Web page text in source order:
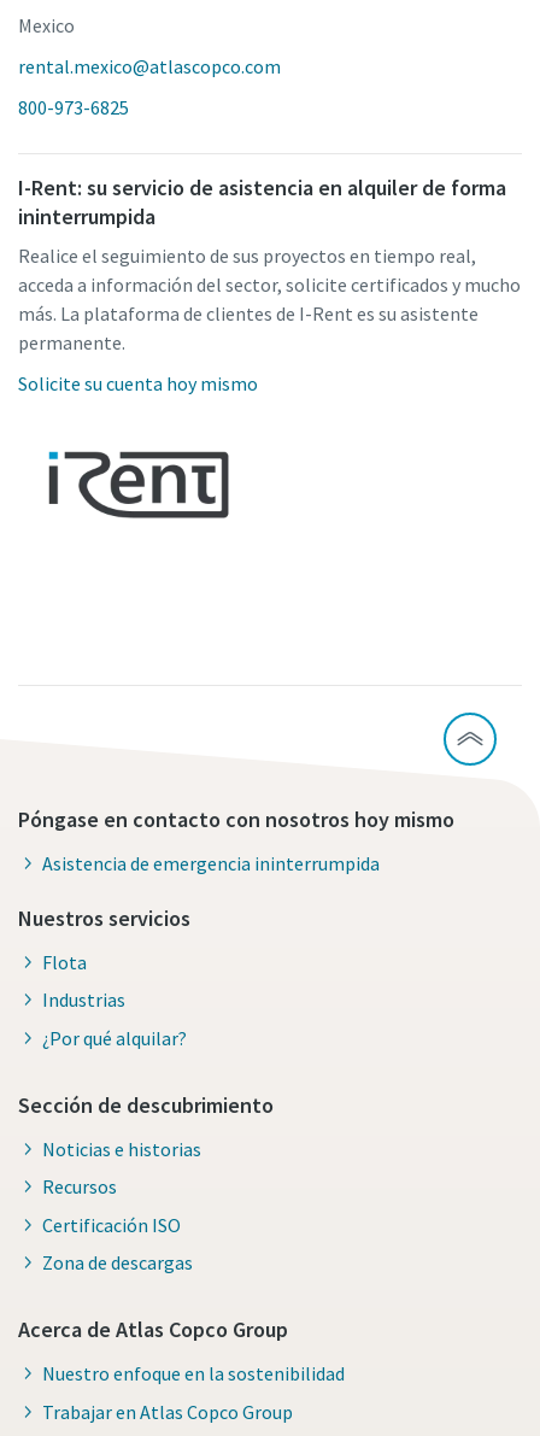
Mexico
rental.mexico@atlascopco.com
800-973-6825
I-Rent: su servicio de asistencia en alquiler de forma
ininterrumpida
Realice el seguimiento de sus proyectos en tiempo real,
acceda a información del sector, solicite certificados y mucho
más. La plataforma de clientes de I-Rent es su asistente
permanente.
Solicite su cuenta hoy mismo
Póngase en contacto con nosotros hoy mismo
Asistencia de emergencia ininterrumpida
Nuestros servicios
Flota
Industrias
¿Por qué alquilar?
Sección de descubrimiento
Noticias e historias
Recursos
Certificación ISO
Zona de descargas
Acerca de Atlas Copco Group
Nuestro enfoque en la sostenibilidad
Trabajar en Atlas Copco Group